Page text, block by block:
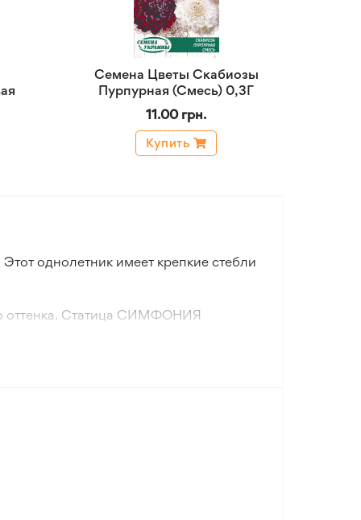
Семена Цветы Скабиозы
Пурпурная (Смесь) 0,3Г
11.00 грн.
Купить
однолетник имеет крепкие стебли
оттенка. Статица СИМФОНИЯ